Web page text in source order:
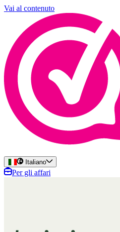
Vai al contenuto
Italiano
Per gli affari